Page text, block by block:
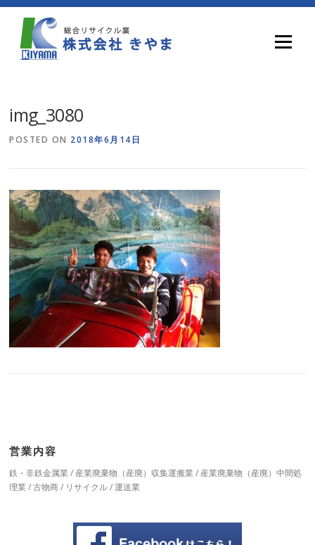
content
Menu
img_3080
POSTED ON 2018年6月14日
営業内容
鉄・非鉄金属業 / 産業廃棄物（産廃）収集運搬業 / 産業廃棄物（産廃）中間処
理業 / 古物商 / リサイクル / 運送業